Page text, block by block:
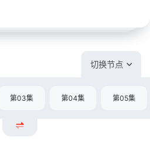
切换节点
第03集 第04集 第05集